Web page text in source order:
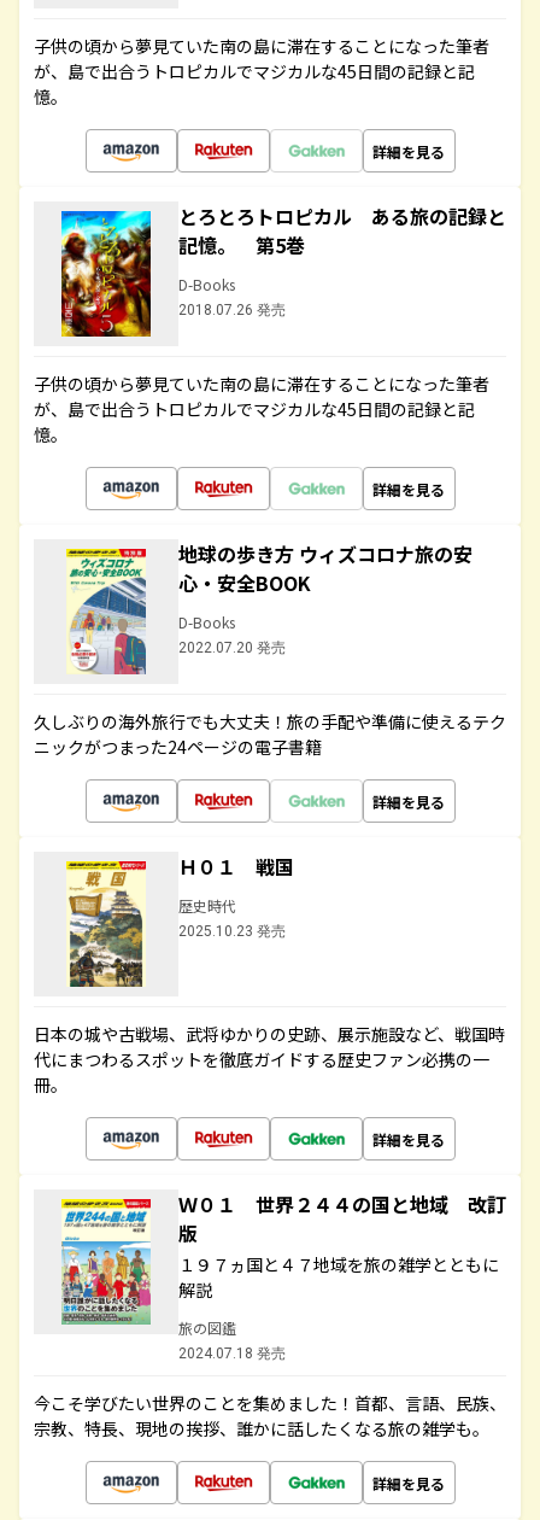
子供の頃から夢見ていた南の島に滞在することになった筆者
が、島で出合うトロピカルでマジカルな45日間の記録と記
憶。
詳細を見る
とろとろトロピカル ある旅の記録と
記憶。 第5巻
D-Books
2018.07.26 発売
子供の頃から夢見ていた南の島に滞在することになった筆者
が、島で出合うトロピカルでマジカルな45日間の記録と記
憶。
詳細を見る
地球の歩き方 ウィズコロナ旅の安
心・安全BOOK
D-Books
2022.07.20 発売
久しぶりの海外旅行でも大丈夫！旅の手配や準備に使えるテク
ニックがつまった24ページの電子書籍
詳細を見る
Ｈ０１ 戦国
歴史時代
2025.10.23 発売
日本の城や古戦場、武将ゆかりの史跡、展示施設など、戦国時
代にまつわるスポットを徹底ガイドする歴史ファン必携の一
冊。
詳細を見る
Ｗ０１ 世界２４４の国と地域 改訂
版
１９７ヵ国と４７地域を旅の雑学とともに
解説
旅の図鑑
2024.07.18 発売
今こそ学びたい世界のことを集めました！首都、言語、民族、
宗教、特長、現地の挨拶、誰かに話したくなる旅の雑学も。
詳細を見る